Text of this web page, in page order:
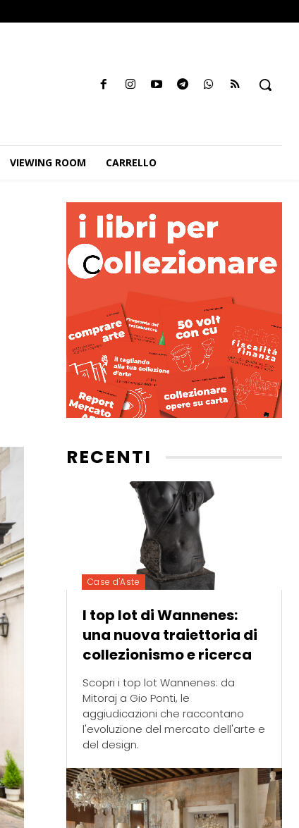
VIEWING ROOM CARRELLO
RECENTI
Case d'Aste
I top lot di Wannenes:
una nuova traiettoria di
collezionismo e ricerca
Scopri i top lot Wannenes: da
Mitoraj a Gio Ponti, le
aggiudicazioni che raccontano
l'evoluzione del mercato dell'arte e
del design.